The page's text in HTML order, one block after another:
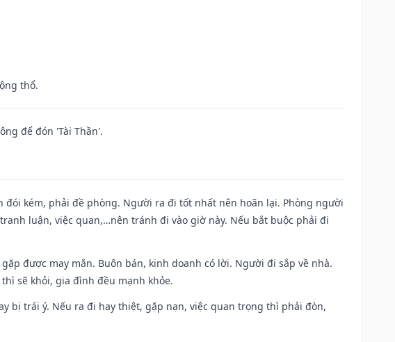
thổ.
để đón 'Tài Thần'.
đói kém, phải đề phòng. Người ra đi tốt nhất nên hoãn lại. Phòng người
luận, việc quan,…nên tránh đi vào giờ này. Nếu bắt buộc phải đi
được may mắn. Buôn bán, kinh doanh có lời. Người đi sắp về nhà.
sẽ khỏi, gia đình đều mạnh khỏe.
bị trái ý. Nếu ra đi hay thiệt, gặp nạn, việc quan trọng thì phải đòn,